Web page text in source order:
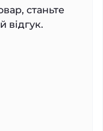
станьте
відгук.